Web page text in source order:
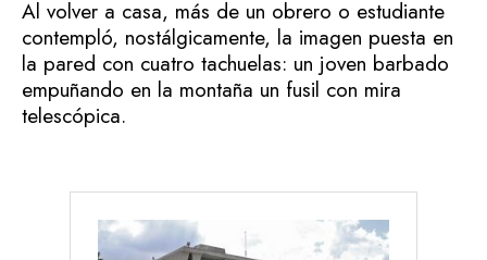
Al volver a casa, más de un obrero o estudiante
contempló, nostálgicamente, la imagen puesta en
la pared con cuatro tachuelas: un joven barbado
empuñando en la montaña un fusil con mira
telescópica.